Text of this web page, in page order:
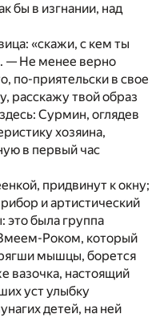
бы в изгнании, над
«скажи, с кем ты
— Не менее верно
по-приятельски в свое
расскажу твой образ
Сурмин, оглядев
хозяина,
в первый час
придвинут к окну;
и артистический
это была группа
Роком, который
мышцы, борется
вазочка, настоящий
уст улыбку
детей, на ней